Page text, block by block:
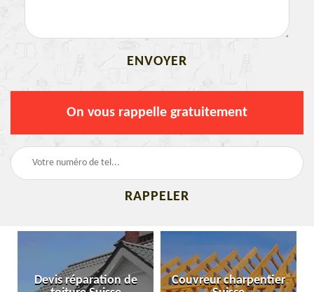
On vous rappelle gratuitement
Devis réparation de
Couvreur charpentier